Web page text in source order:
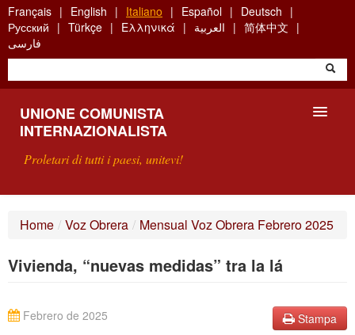
Skip
to
main
content
Français English Italiano Español
Deutsch
Русский
Türkçe Ελληνικά العربية
简体中文
فارسی
UNIONE COMUNISTA
INTERNAZIONALISTA
Proletari di tutti i paesi, unitevi!
SCRIVETECI
Home / Voz Obrera / Mensual Voz Obrera Febrero 2025
Vivienda, “nuevas medidas” tra la lá
Stampa
Febrero de 2025